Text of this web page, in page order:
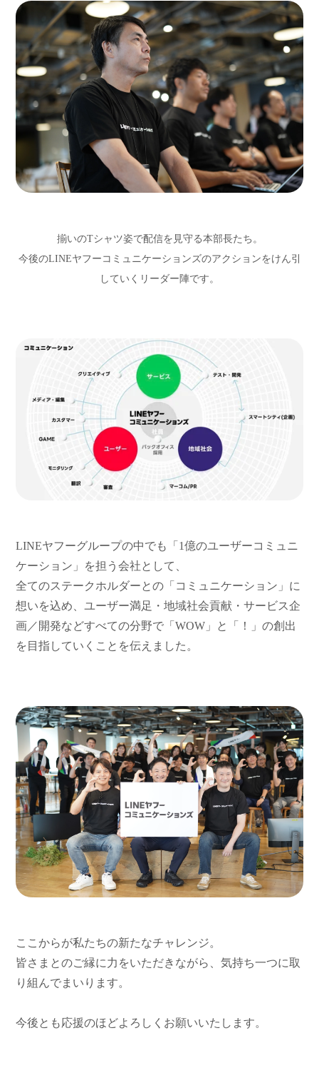
揃いのTシャツ姿で配信を見守る本部長たち。
今後のLINEヤフーコミュニケーションズのアクションをけん引
していくリーダー陣です。
LINEヤフーグループの中でも「1億のユーザーコミュニ
ケーション」を担う会社として、
全てのステークホルダーとの「コミュニケーション」に
想いを込め、ユーザー満足・地域社会貢献・サービス企
画／開発などすべての分野で「WOW」と「！」の創出
を目指していくことを伝えました。
ここからが私たちの新たなチャレンジ。
皆さまとのご縁に力をいただきながら、気持ち一つに取
り組んでまいります。
今後とも応援のほどよろしくお願いいたします。